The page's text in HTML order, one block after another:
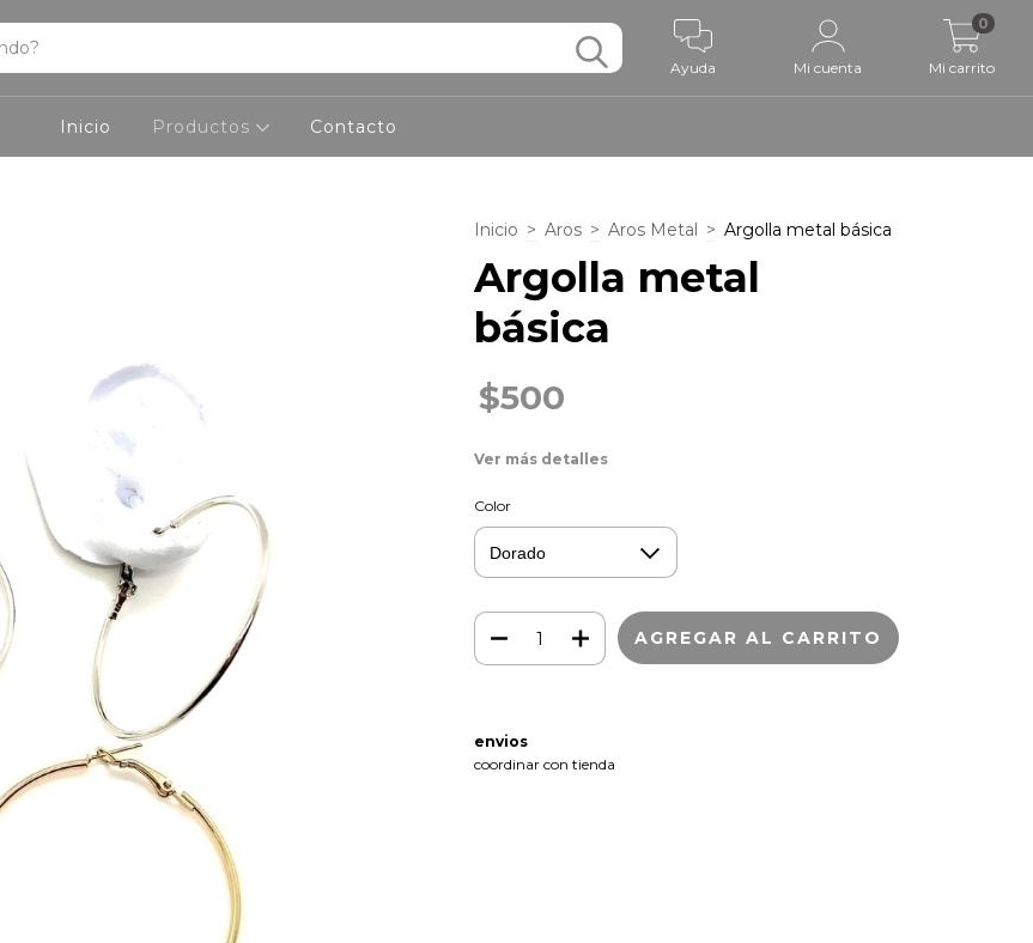
Ayuda Mi cuenta Mi carrito
0
Inicio Productos Contacto
Inicio > Aros > Aros Metal > Argolla metal básica
Argolla metal
básica
$500
Ver más detalles
Color
envios
coordinar con tienda